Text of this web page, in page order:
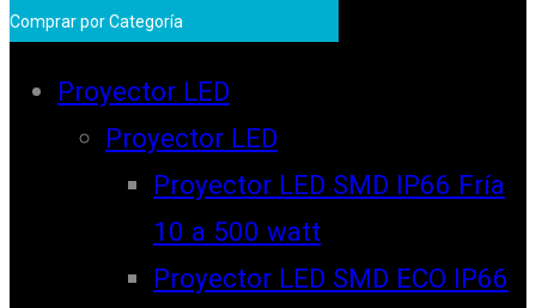
Comprar por Categoría
Proyector LED
Proyector LED
Proyector LED SMD IP66 Fría
10 a 500 watt
Proyector LED SMD ECO IP66